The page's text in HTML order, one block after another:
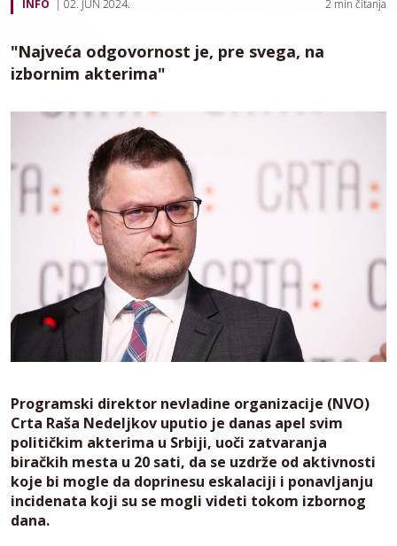
INFO 02. JUN 2024. 2 min čitanja
"Najveća odgovornost je, pre svega, na
izbornim akterima"
Programski direktor nevladine organizacije (NVO)
Crta Raša Nedeljkov uputio je danas apel svim
političkim akterima u Srbiji, uoči zatvaranja
biračkih mesta u 20 sati, da se uzdrže od aktivnosti
koje bi mogle da doprinesu eskalaciji i ponavljanju
incidenata koji su se mogli videti tokom izbornog
dana.